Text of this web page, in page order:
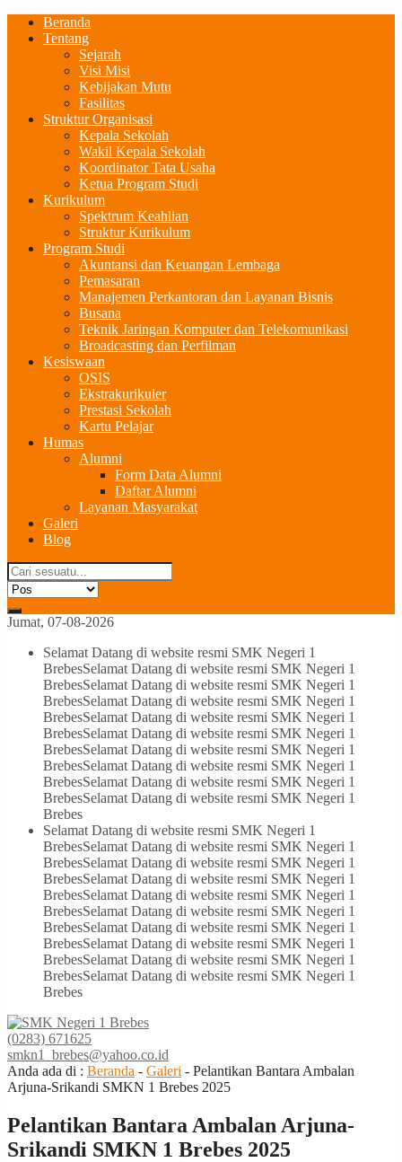
Beranda
Tentang
Sejarah
Visi Misi
Kebijakan Mutu
Fasilitas
Struktur Organisasi
Kepala Sekolah
Wakil Kepala Sekolah
Koordinator Tata Usaha
Ketua Program Studi
Kurikulum
Spektrum Keahlian
Struktur Kurikulum
Program Studi
Akuntansi dan Keuangan Lembaga
Pemasaran
Manajemen Perkantoran dan Layanan Bisnis
Busana
Teknik Jaringan Komputer dan Telekomunikasi
Broadcasting dan Perfilman
Kesiswaan
OSIS
Ekstrakurikuler
Prestasi Sekolah
Kartu Pelajar
Humas
Alumni
Form Data Alumni
Daftar Alumni
Layanan Masyarakat
Galeri
Blog
Jumat, 07-08-2026
Selamat Datang di website resmi SMK Negeri 1
BrebesSelamat Datang di website resmi SMK Negeri 1
BrebesSelamat Datang di website resmi SMK Negeri 1
BrebesSelamat Datang di website resmi SMK Negeri 1
BrebesSelamat Datang di website resmi SMK Negeri 1
BrebesSelamat Datang di website resmi SMK Negeri 1
BrebesSelamat Datang di website resmi SMK Negeri 1
BrebesSelamat Datang di website resmi SMK Negeri 1
BrebesSelamat Datang di website resmi SMK Negeri 1
BrebesSelamat Datang di website resmi SMK Negeri 1
Brebes
Selamat Datang di website resmi SMK Negeri 1
BrebesSelamat Datang di website resmi SMK Negeri 1
BrebesSelamat Datang di website resmi SMK Negeri 1
BrebesSelamat Datang di website resmi SMK Negeri 1
BrebesSelamat Datang di website resmi SMK Negeri 1
BrebesSelamat Datang di website resmi SMK Negeri 1
BrebesSelamat Datang di website resmi SMK Negeri 1
BrebesSelamat Datang di website resmi SMK Negeri 1
BrebesSelamat Datang di website resmi SMK Negeri 1
BrebesSelamat Datang di website resmi SMK Negeri 1
Brebes
(0283) 671625
smkn1_brebes@yahoo.co.id
Anda ada di : Beranda - Galeri - Pelantikan Bantara Ambalan
Arjuna-Srikandi SMKN 1 Brebes 2025
Pelantikan Bantara Ambalan Arjuna-
Srikandi SMKN 1 Brebes 2025